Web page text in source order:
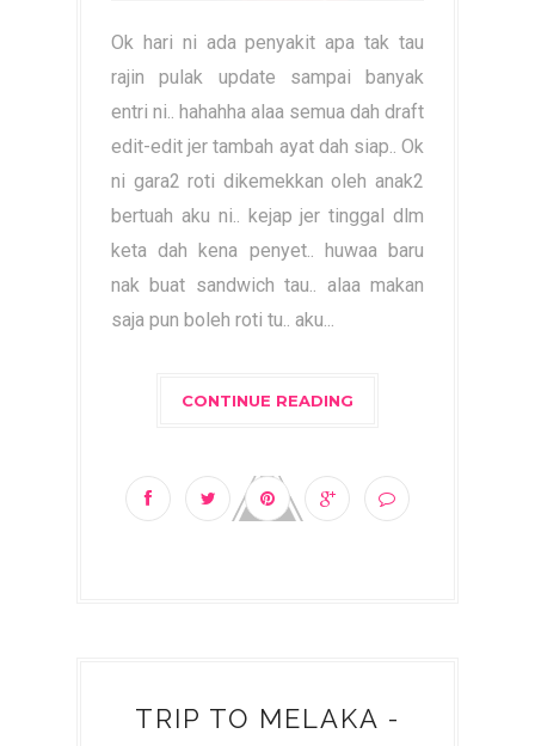
Ok hari ni ada penyakit apa tak tau
rajin pulak update sampai banyak
entri ni.. hahahha alaa semua dah draft
edit-edit jer tambah ayat dah siap.. Ok
ni gara2 roti dikemekkan oleh anak2
bertuah aku ni.. kejap jer tinggal dlm
keta dah kena penyet.. huwaa baru
nak buat sandwich tau.. alaa makan
saja pun boleh roti tu.. aku...
CONTINUE READING
TRIP TO MELAKA -